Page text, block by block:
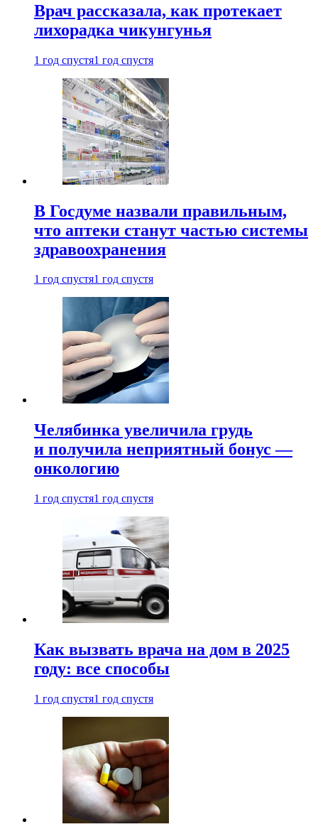
Врач рассказала, как протекает
лихорадка чикунгунья
1 год спустя1 год спустя
В Госдуме назвали правильным,
что аптеки станут частью системы
здравоохранения
1 год спустя1 год спустя
Челябинка увеличила грудь
и получила неприятный бонус —
онкологию
1 год спустя1 год спустя
Как вызвать врача на дом в 2025
году: все способы
1 год спустя1 год спустя